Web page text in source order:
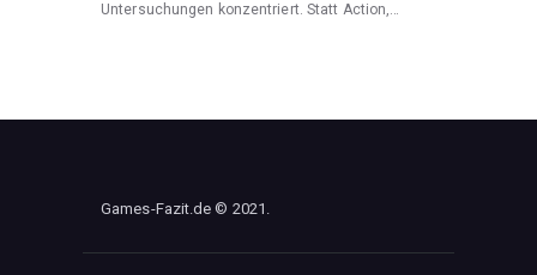
Untersuchungen konzentriert. Statt Action,…
Games-Fazit.de © 2021.